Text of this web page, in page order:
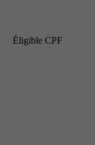
Éligible CPF